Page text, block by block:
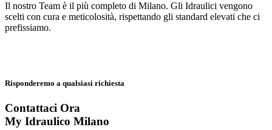
Il nostro Team è il più completo di Milano. Gli Idraulici vengono
scelti con cura e meticolosità, rispettando gli standard elevati che ci
prefissiamo.
Risponderemo a qualsiasi richiesta
Contattaci Ora
My Idraulico Milano